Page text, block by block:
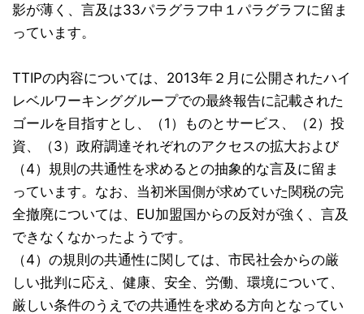
影が薄く、言及は33パラグラフ中１パラグラフに留ま
っています。
TTIPの内容については、2013年２月に公開されたハイ
レベルワーキンググループでの最終報告に記載された
ゴールを目指すとし、（1）ものとサービス、（2）投
資、（3）政府調達それぞれのアクセスの拡大および
（4）規則の共通性を求めるとの抽象的な言及に留ま
っています。なお、当初米国側が求めていた関税の完
全撤廃については、EU加盟国からの反対が強く、言及
できなくなかったようです。
（4）の規則の共通性に関しては、市民社会からの厳
しい批判に応え、健康、安全、労働、環境について、
厳しい条件のうえでの共通性を求める方向となってい